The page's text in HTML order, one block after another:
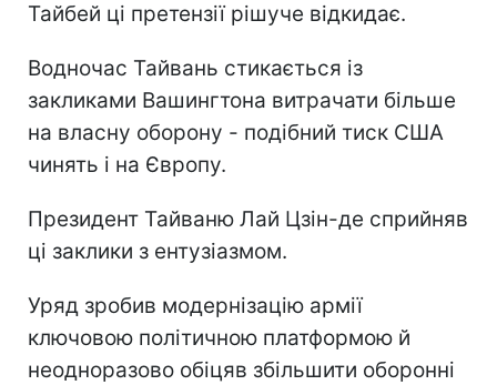
Тайбей ці претензії рішуче відкидає.
Водночас Тайвань стикається із
закликами Вашингтона витрачати більше
на власну оборону - подібний тиск США
чинять і на Європу.
Президент Тайваню Лай Цзін-де сприйняв
ці заклики з ентузіазмом.
Уряд зробив модернізацію армії
ключовою політичною платформою й
неодноразово обіцяв збільшити оборонні